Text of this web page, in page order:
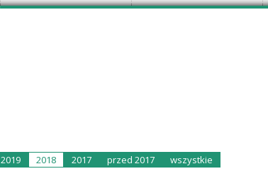
2019 2018 2017 przed 2017 wszystkie